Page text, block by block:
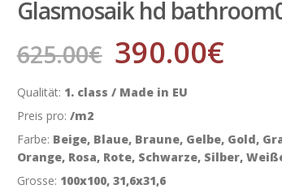
Glasmosaik hd
625.00€ 390.00€
Qualität: 1. class / Made in EU
Preis pro: /m2
Farbe: Beige, Blaue, Braune, Gelbe, Gold,
Orange, Rosa, Rote, Schwarze, Silber,
Grosse: 100x100, 31,6x31,6